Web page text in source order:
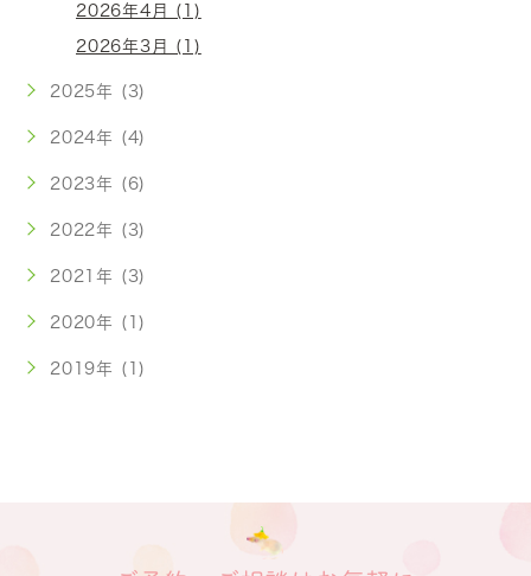
2026年4月 (1)
2026年3月 (1)
2025年 (3)
2024年 (4)
2023年 (6)
2022年 (3)
2021年 (3)
2020年 (1)
2019年 (1)